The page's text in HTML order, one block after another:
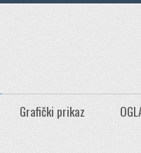
Grafički prikaz